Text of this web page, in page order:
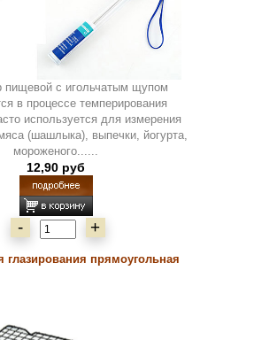
пищевой с игольчатым щупом
в процессе темперирования
используется для измерения
(шашлыка), выпечки, йогурта,
мороженого......
12,90 руб
- +
глазирования прямоугольная